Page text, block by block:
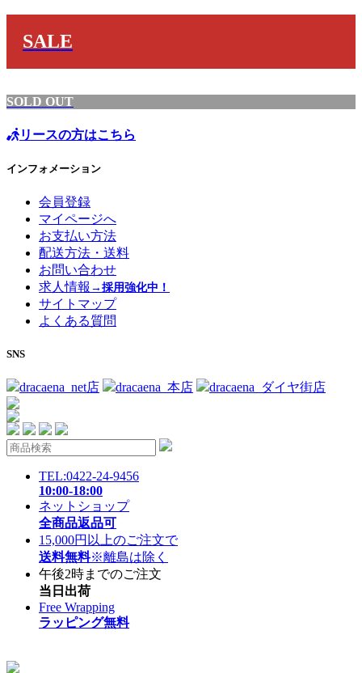
SALE
SOLD OUT
リースの方はこちら
インフォメーション
会員登録
マイページへ
お支払い方法
配送方法・送料
お問い合わせ
求人情報 →採用強化中！
サイトマップ
よくある質問
SNS
dracaena_net店 dracaena_本店 dracaena_ダイヤ街店
TEL:0422-24-9456
10:00-18:00
ネットショップ
全商品返品可
15,000円以上のご注文で
送料無料※離島は除く
午後2時までのご注文
当日出荷
Free Wrapping
ラッピング無料